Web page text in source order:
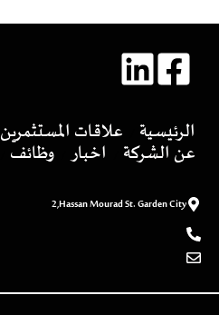
الرئيسية علاقات المستثمرين
عن الشركة اخبار وظائف
2,Hassan Mourad St. Garden City